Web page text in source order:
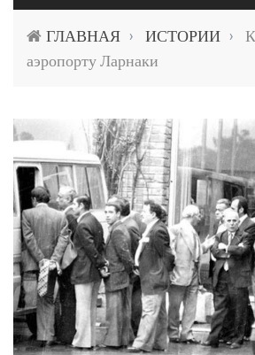
ГЛАВНАЯ › ИСТОРИИ ›
аэропорту Ларнаки